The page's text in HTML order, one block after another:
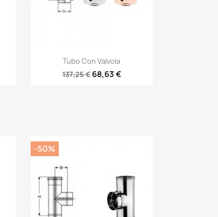
Anteprima
Tubo Con Valvola
137,25 € 68,63 €
-50%